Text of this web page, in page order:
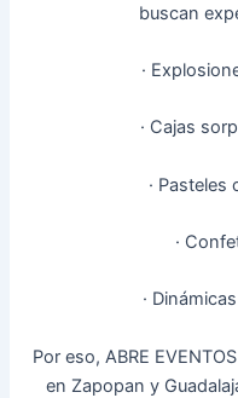
buscan
·
· Cajas
·
·
·
Por eso, ABRE
en Zapopan y